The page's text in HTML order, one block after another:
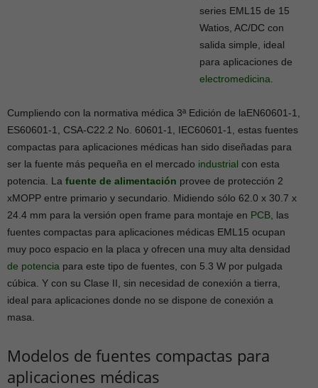
series EML15 de 15
Watios, AC/DC con
salida simple, ideal
para aplicaciones de
electromedicina
Cumpliendo con la normativa médica 3ª Edición de laEN60601-1,
ES60601-1, CSA-C22.2 No. 60601-1, IEC60601-1, estas fuentes
compactas para aplicaciones médicas han sido diseñadas para
ser la fuente más pequeña en el mercado industrial con esta
potencia. La fuente de alimentación provee de protección 2
xMOPP entre primario y secundario. Midiendo sólo 62.0 x 30.7 x
24.4 mm para la versión open frame para montaje en PCB , las
fuentes compactas para aplicaciones médicas EML15 ocupan
muy poco espacio en la placa y ofrecen una muy alta densidad
de potencia para este tipo de fuentes, con 5.3 W por pulgada
cúbica. Y con su Clase II, sin necesidad de conexión a tierra,
ideal para aplicaciones donde no se dispone de conexión a
masa.
Modelos de fuentes compactas para
aplicaciones médicas